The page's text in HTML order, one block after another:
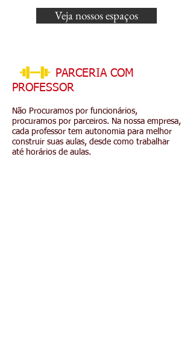
Veja nossos espaços
PARCERIA COM
PROFESSOR
Não Procuramos por funcionários,
procuramos por parceiros. Na nossa empresa,
cada professor tem autonomia para melhor
construir suas aulas, desde como trabalhar
até horários de aulas.